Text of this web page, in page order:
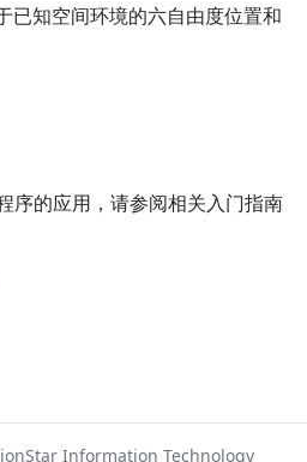
已知空间环境的六自由度位置和
序的应用，请参阅相关入门指南
Information Technology